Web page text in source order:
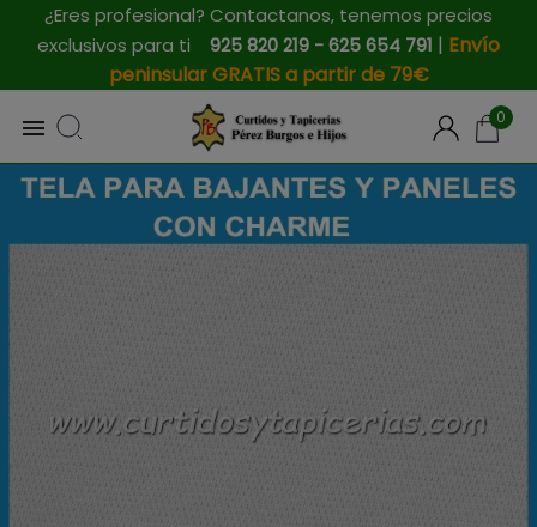
¿Eres profesional? Contactanos, tenemos precios
exclusivos para ti 925 820 219 - 625 654 791 | Envío
peninsular GRATIS a partir de 79€
 0